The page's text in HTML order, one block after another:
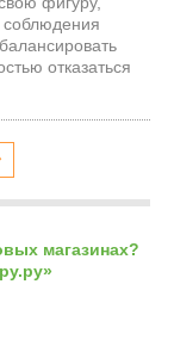
отказаться
магазинах?